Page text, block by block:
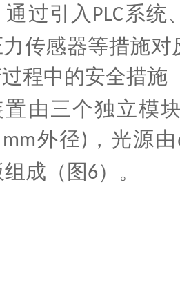
过引入 PLC系统
传感器等措施
程中的安全措施
置由三个独立模
外径) ，光源由
成（图6）。